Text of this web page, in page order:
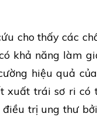
cho thấy các
khả năng làm
hiệu quả
xuất trái sơ ri có
điều trị ung thư